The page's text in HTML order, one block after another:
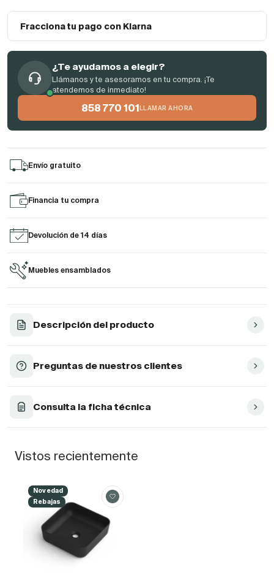
Fracciona tu pago con Klarna
¿Te ayudamos a elegir?
Llámanos y te asesoramos en tu compra. ¡Te
atendemos de inmediato!
858 770 101 LLAMAR AHORA
Envío gratuito
Financia tu compra
Devolución de 14 días
Muebles ensamblados
Descripción del producto
Preguntas de nuestros clientes
Consulta la ficha técnica
Vistos recientemente
Novedad
Rebajas